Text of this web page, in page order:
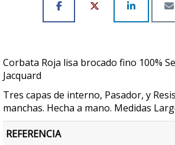
Corbata Roja lisa brocado fino 100%
Jacquard
Tres capas de interno, Pasador, y
manchas. Hecha a mano. Medidas
REFERENCIA